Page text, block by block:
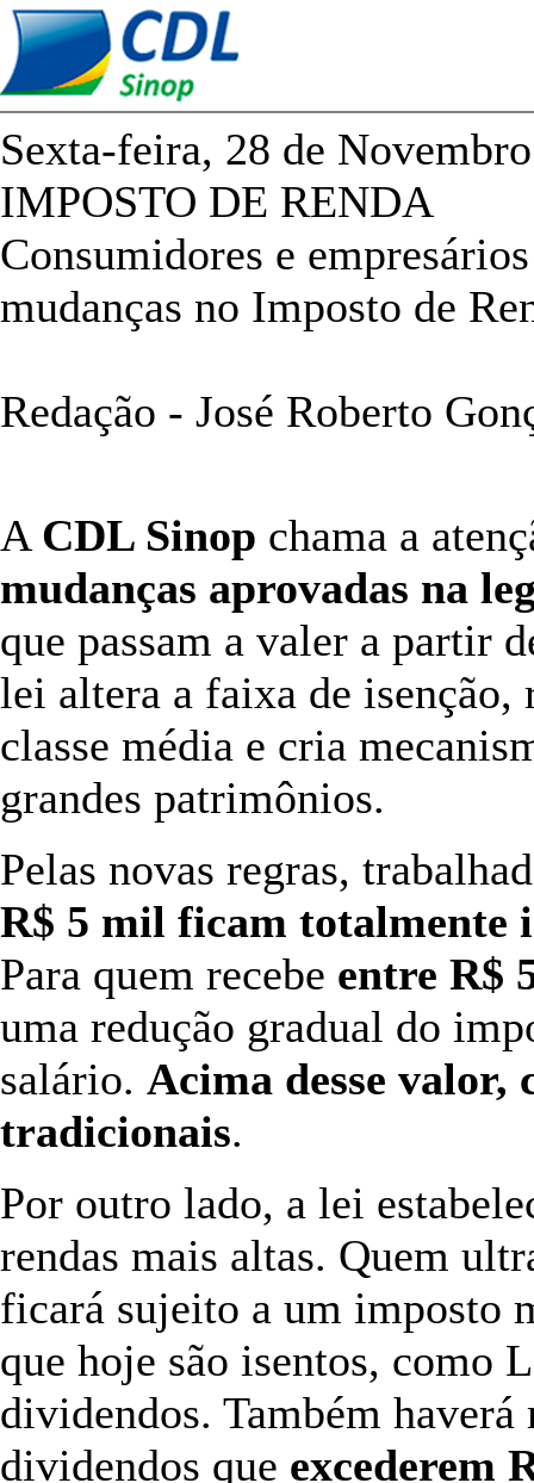
Sexta-feira, 28 de
IMPOSTO DE RENDA
Consumidores e
mudanças no Imposto de
Redação - José Roberto
A CDL Sinop chama a
mudanças aprovadas na
que passam a valer a partir
lei altera a faixa de isenção,
classe média e cria
grandes patrimônios.
Pelas novas regras,
R$ 5 mil ficam totalmente
Para quem recebe entre R$
uma redução gradual do
salário. Acima desse valor,
tradicionais.
Por outro lado, a lei
rendas mais altas. Quem
ficará sujeito a um imposto
que hoje são isentos, como
dividendos. Também
dividendos que excederem